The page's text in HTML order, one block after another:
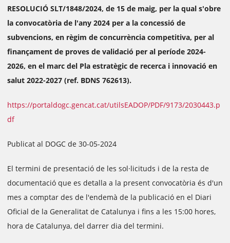
RESOLUCIÓ SLT/1848/2024, de 15 de maig, per la qual s'obre
la convocatòria de l'any 2024 per a la concessió de
subvencions, en règim de concurrència competitiva, per al
finançament de proves de validació per al període 2024-
2026, en el marc del Pla estratègic de recerca i innovació en
salut 2022-2027 (ref. BDNS 762613).
https://portaldogc.gencat.cat/utilsEADOP/PDF/9173/2030443.p
df
Publicat al DOGC de 30-05-2024
El termini de presentació de les sol·licituds i de la resta de
documentació que es detalla a la present convocatòria és d'un
mes a comptar des de l'endemà de la publicació en el Diari
Oficial de la Generalitat de Catalunya i fins a les 15:00 hores,
hora de Catalunya, del darrer dia del termini.